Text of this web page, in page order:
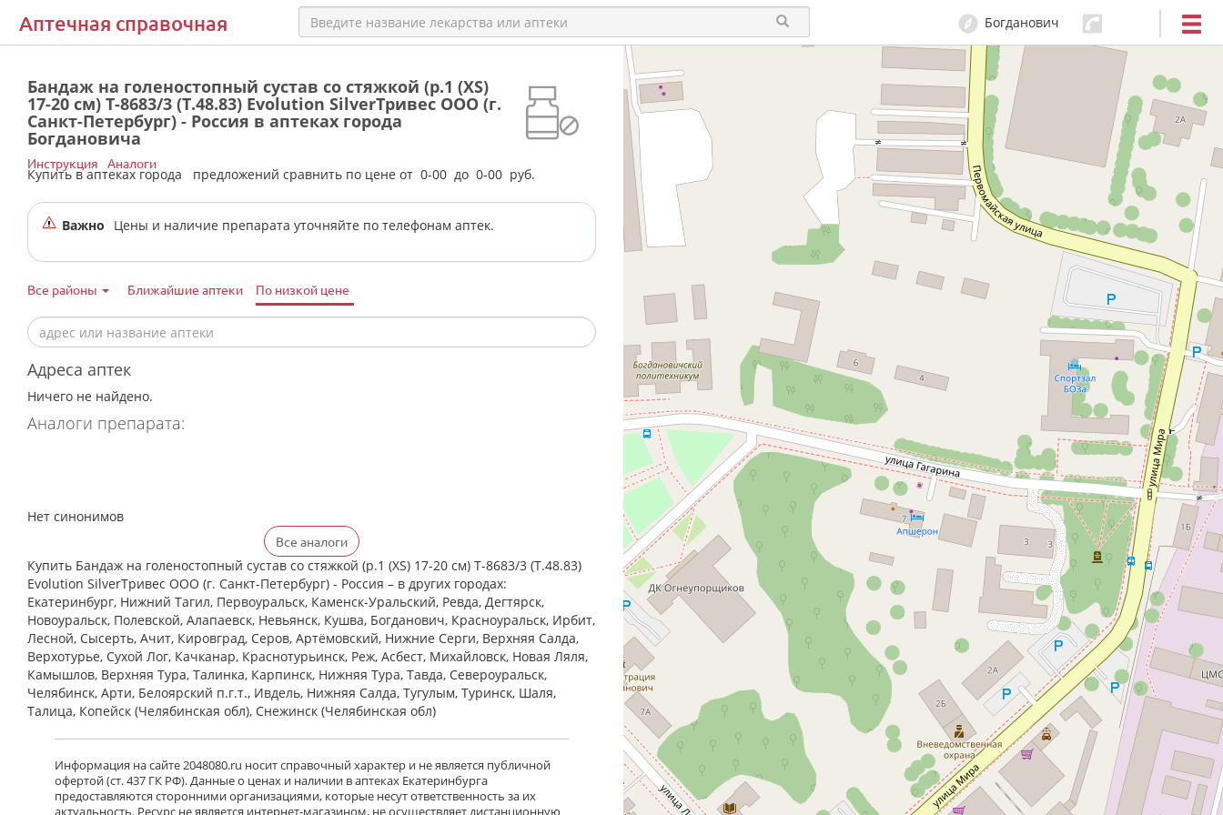
Аптечная справочная Богданович
Бандаж на голеностопный сустав со стяжкой (р.1 (XS)
17-20 см) Т-8683/3 (Т.48.83) Evolution SilverТривес ООО (г.
Санкт-Петербург) - Россия в аптеках города
Богдановича
Купить в аптеках города предложений сравнить по цене от 0-00 до 0-00 руб.
Инструкция Аналоги
Важно Цены и наличие препарата уточняйте по телефонам аптек.
Все районы Ближайшие аптеки По низкой цене
Адреса аптек
Ничего не найдено.
Аналоги препарата:
Нет синонимов
Все аналоги
Купить Бандаж на голеностопный сустав со стяжкой (р.1 (XS) 17-20 см) Т-8683/3 (Т.48.83)
Evolution SilverТривес ООО (г. Санкт-Петербург) - Россия – в других городах:
Екатеринбург, Нижний Тагил, Первоуральск, Каменск-Уральский, Ревда, Дегтярск,
Новоуральск, Полевской, Алапаевск, Невьянск, Кушва, Богданович, Красноуральск, Ирбит,
Лесной, Сысерть, Ачит, Кировград, Серов, Артёмовский, Нижние Cерги, Верхняя Салда,
Верхотурье, Сухой Лог, Качканар, Краснотурьинск, Реж, Асбест, Михайловск, Новая Ляля,
Камышлов, Верхняя Тура, Талинка, Карпинск, Нижняя Тура, Тавда, Североуральск,
Челябинск, Арти, Белоярский п.г.т., Ивдель, Нижняя Салда, Тугулым, Туринск, Шаля,
Талица, Копейск (Челябинская обл), Снежинск (Челябинская обл)
Информация на сайте 2048080.ru носит справочный характер и не является публичной
офертой (ст. 437 ГК РФ). Данные о ценах и наличии в аптеках Екатеринбурга
предоставляются сторонними организациями, которые несут ответственность за их
актуальность. Ресурс не является интернет-магазином, не осуществляет дистанционную